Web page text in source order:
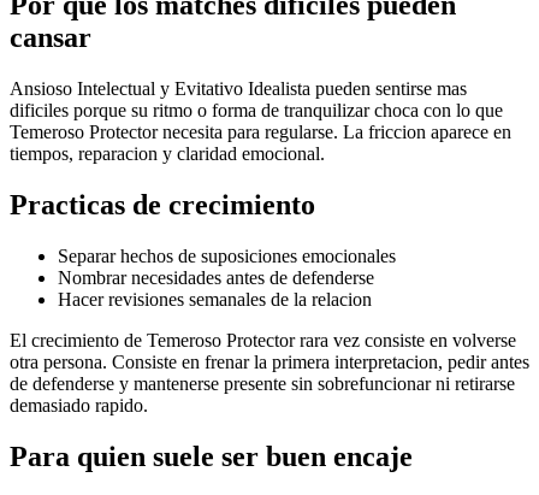
cansar
Ansioso Intelectual y Evitativo Idealista pueden sentirse mas
dificiles porque su ritmo o forma de tranquilizar choca con lo que
Temeroso Protector necesita para regularse. La friccion aparece en
tiempos, reparacion y claridad emocional.
Practicas de crecimiento
Separar hechos de suposiciones emocionales
Nombrar necesidades antes de defenderse
Hacer revisiones semanales de la relacion
El crecimiento de Temeroso Protector rara vez consiste en volverse
otra persona. Consiste en frenar la primera interpretacion, pedir antes
de defenderse y mantenerse presente sin sobrefuncionar ni retirarse
demasiado rapido.
Para quien suele ser buen encaje